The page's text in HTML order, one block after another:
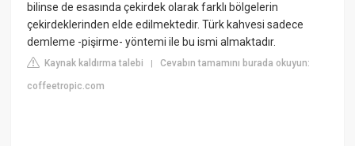
bilinse de esasında çekirdek olarak farklı bölgelerin
çekirdeklerinden elde edilmektedir. Türk kahvesi sadece
demleme -pişirme- yöntemi ile bu ismi almaktadır.
Kaynak kaldırma talebi |Cevabın tamamını burada okuyun:
coffeetropic.com